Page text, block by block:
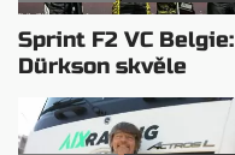
Sprint F2 VC Belgie:
Dürkson skvěle
zakončil závod